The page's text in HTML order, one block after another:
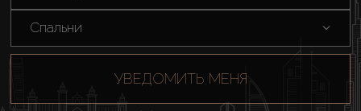
AX Journal
Спальни
УВЕДОМИТЬ МЕНЯ